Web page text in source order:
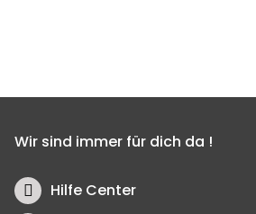
Wir sind immer für dich da !
Hilfe Center